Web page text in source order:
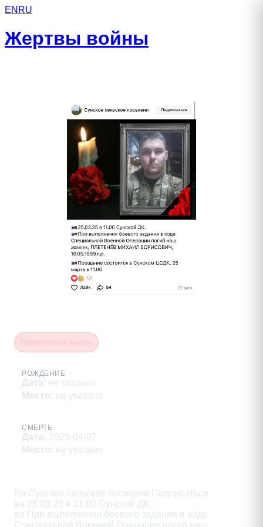
EN RU
Жертвы войны
РОЖДЕНИЕ
Дата: не указано
Место: не указано
СМЕРТЬ
Дата: 2025-04-07
Место: не указано
Ри Сунское сельское поселени Подписаться
ва 25.03.25 в 11.00 Сунской ДК.
ва При выполнении боевого задания в ходе
Специальной Военной Операции погиб наш